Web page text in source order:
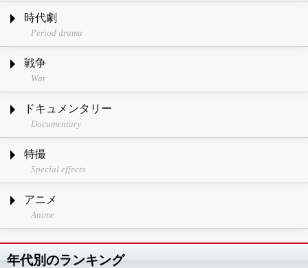
時代劇
Period drama
戦争
War
ドキュメンタリー
Documentary
特撮
Special effects
アニメ
Anime
年代別のランキング